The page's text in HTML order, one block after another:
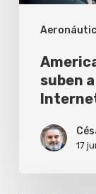
para
llevar
Internet
vuelos
suben
17